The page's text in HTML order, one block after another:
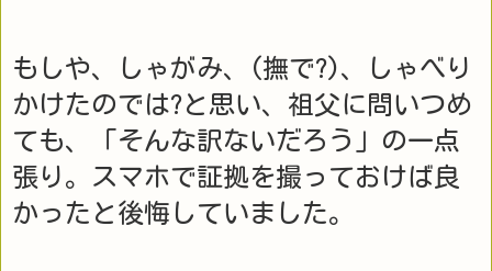
もしや、しゃがみ、(撫で?)、しゃべり
かけたのでは?と思い、祖父に問いつめ
ても、「そんな訳ないだろう」の一点
張り。スマホで証拠を撮っておけば良
かったと後悔していました。